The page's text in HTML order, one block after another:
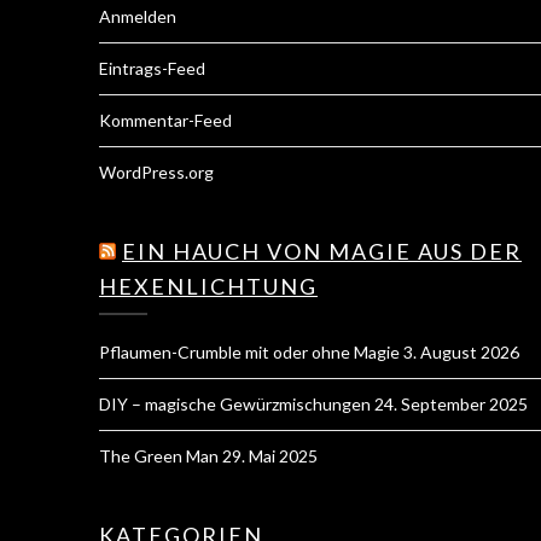
Anmelden
Eintrags-Feed
Kommentar-Feed
WordPress.org
EIN HAUCH VON MAGIE AUS DER
HEXENLICHTUNG
Pflaumen-Crumble mit oder ohne Magie3. August 2026
DIY – magische Gewürzmischungen 24. September 2025
The Green Man 29. Mai 2025
KATEGORIEN